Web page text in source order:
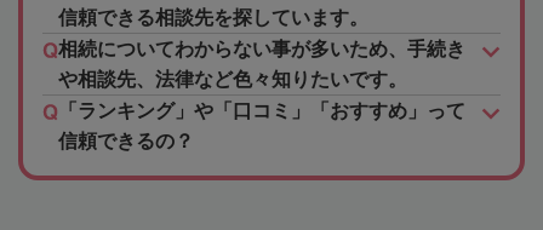
信頼できる相談先を探しています。
相続についてわからない事が多いため、手続き
や相談先、法律など色々知りたいです。
「ランキング」や「口コミ」「おすすめ」って
信頼できるの？